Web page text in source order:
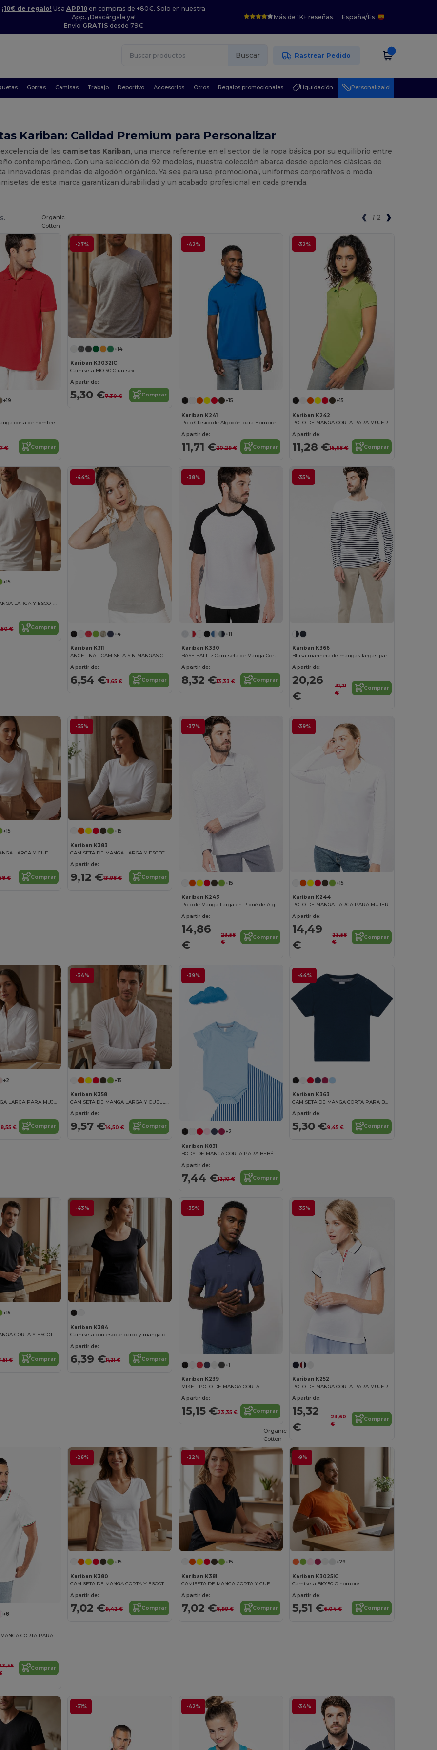
¡10€ de regalo! Usa APP10en compras de +80€. Solo en nuestra
App. ¡Descárgala ya!
Envío GRATIS desde 79€
Más de 1K+ reseñas. España/Es
Buscar Rastrear Pedido
Gorras Camisas Trabajo Deportivo Accesorios Otros Regalos promocionales Liquidación ¡Personalízalo!
Kariban: Calidad Premium para Personalizar
de las camisetas Kariban, una marca referente en el sector de la ropa básica por su equilibrio entre
contemporáneo. Con una selección de 92 modelos, nuestra colección abarca desde opciones clásicas de
innovadoras prendas de algodón orgánico. Ya sea para uso promocional, uniformes corporativos o moda
de esta marca garantizan durabilidad y un acabado profesional en cada prenda.
1 2
+19
corta de hombre
€ Comprar
-27%
Organic
Cotton
+14
Kariban K3032IC
Camiseta BIO190IC unisex
A partir de:
5,30 €7,30 € Comprar
-42%
+15
Kariban K241
Polo Clásico de Algodón para Hombre
A partir de:
11,71 €20,29 € Comprar
-32%
+15
Kariban K242
POLO DE MANGA CORTA PARA MUJER
A partir de:
11,28 €16,68 € Comprar
+15
CAMISETA DE MANGA LARGA Y ESCOTE REDONDO
€ Comprar
-44%
+4
Kariban K311
ANGELINA - CAMISETA SIN MANGAS Camiseta Sin Mangas Mujer
A partir de:
6,54 €11,65 € Comprar
-38%
+11
Kariban K330
BASE BALL > Camiseta de Manga Corta Hombre
A partir de:
8,32 €13,33 € Comprar
-35%
Kariban K366
Blusa marinera de mangas largas para hombre
A partir de:
20,26
€
31,21
€
Comprar
+15
CAMISETA DE MANGA LARGA Y CUELLO DE PICO PARA MUJER
€ Comprar
-35%
+15
Kariban K383
CAMISETA DE MANGA LARGA Y ESCOTE REDONDO PARA MUJER
A partir de:
9,12 €13,98 € Comprar
-37%
+15
Kariban K243
Polo de Manga Larga en Piqué de Algodón para Hombre
A partir de:
14,86
€
23,58
€
Comprar
-39%
+15
Kariban K244
POLO DE MANGA LARGA PARA MUJER
A partir de:
14,49
€
23,58
€
Comprar
+2
CAMISA DE MANGA LARGA PARA MUJER
€ Comprar
-34%
+15
Kariban K358
CAMISETA DE MANGA LARGA Y CUELLO DE PICO
A partir de:
9,57 €14,50 € Comprar
-39%
+2
Kariban K831
BODY DE MANGA CORTA PARA BEBÉ
A partir de:
7,44 €12,10 € Comprar
-44%
Kariban K363
CAMISETA DE MANGA CORTA PARA BEBÉ Bebé Camiseta Manga Corta
A partir de:
5,30 €9,45 € Comprar
+15
CAMISETA DE MANGA CORTA Y ESCOTE REDONDO
€ Comprar
-43%
Kariban K384
A partir de:
6,39 €11,21 € Comprar
-35%
+1
Kariban K239
MIKE - POLO DE MANGA CORTA
A partir de:
15,15 €23,35 € Comprar
-35%
Kariban K252
POLO DE MANGA CORTA PARA MUJER
A partir de:
15,32
€
23,60
€
Comprar
+8
POLO PIQUÉ DE MANGA CORTA PARA HOMBRE
Comprar
-26%
+15
Kariban K380
CAMISETA DE MANGA CORTA Y ESCOTE REDONDO PARA MUJER
A partir de:
7,02 €9,42 € Comprar
-22%
+15
Kariban K381
CAMISETA DE MANGA CORTA Y CUELLO DE PICO PARA MUJER
A partir de:
7,02 €8,99 € Comprar
-9%
Organic
Cotton
+29
Kariban K3025IC
Camiseta BIO150IC hombre
A partir de:
5,51 €6,04 € Comprar
-31% -42% -34%